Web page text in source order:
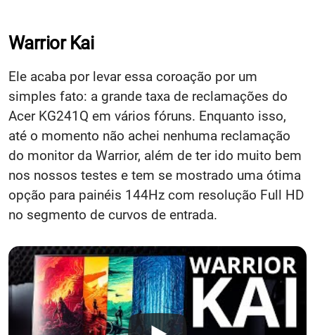
Warrior Kai
Ele acaba por levar essa coroação por um
simples fato: a grande taxa de reclamações do
Acer KG241Q em vários fóruns. Enquanto isso,
até o momento não achei nenhuma reclamação
do monitor da Warrior, além de ter ido muito bem
nos nossos testes e tem se mostrado uma ótima
opção para painéis 144Hz com resolução Full HD
no segmento de curvos de entrada.